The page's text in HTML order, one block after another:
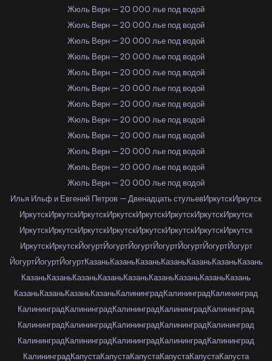
Жюль Верн — 20 000 лье под водой
Жюль Верн — 20 000 лье под водой
Жюль Верн — 20 000 лье под водой
Жюль Верн — 20 000 лье под водой
Жюль Верн — 20 000 лье под водой
Жюль Верн — 20 000 лье под водой
Жюль Верн — 20 000 лье под водой
Жюль Верн — 20 000 лье под водой
Жюль Верн — 20 000 лье под водой
Жюль Верн — 20 000 лье под водой
Жюль Верн — 20 000 лье под водой
Жюль Верн — 20 000 лье под водой
Илья Ильф и Евгений Петров — Двенадцать стульевИркутскИркутск
ИркутскИркутскИркутскИркутскИркутскИркутскИркутскИркутск
ИркутскИркутскИркутскИркутскИркутскИркутскИркутскИркутск
ИркутскИркутскЙогуртЙогуртЙогуртЙогуртЙогуртЙогуртЙогурт
ЙогуртЙогуртЙогуртКазаньКазаньКазаньКазаньКазаньКазаньКазань
КазаньКазаньКазаньКазаньКазаньКазаньКазаньКазаньКазань
КазаньКазаньКазаньКазаньКалининградКалининградКалининград
КалининградКалининградКалининградКалининградКалининград
КалининградКалининградКалининградКалининградКалининград
КалининградКалининградКалининградКалининградКалининград
КалининградКапустаКапустаКапустаКапустаКапустаКапуста